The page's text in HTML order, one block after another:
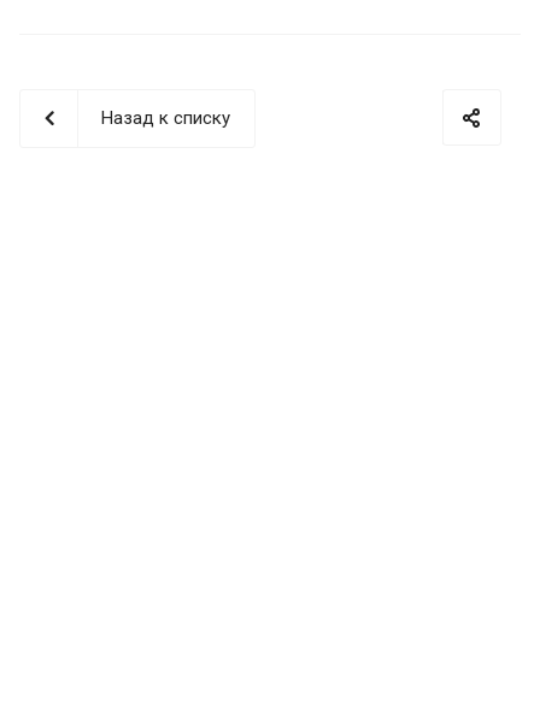
Назад к списку